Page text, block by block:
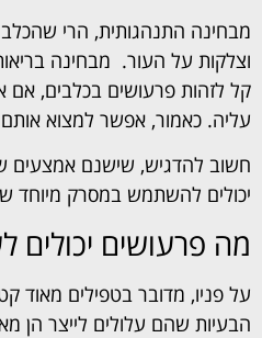
מבחינה התנהגותית, הרי שהכלב
וצלקות על העור. מבחינה
קל לזהות פרעושים בכלבים, אם
עליה. כאמור, אפשר למצוא
חשוב להדגיש, שישנם אמצעים
יכולים להשתמש במסרק מיוחד
מה פרעושים יכולים
על פניו, מדובר בטפילים מאוד
הבעיות שהם עלולים לייצר הן